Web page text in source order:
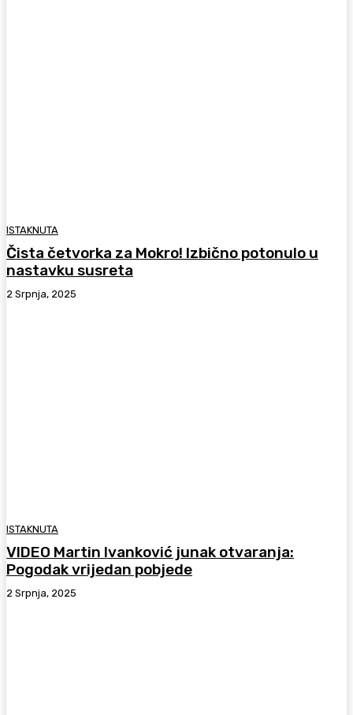
ISTAKNUTA
Čista četvorka za Mokro! Izbično potonulo u
nastavku susreta
2 Srpnja, 2025
ISTAKNUTA
VIDEO Martin Ivanković junak otvaranja:
Pogodak vrijedan pobjede
2 Srpnja, 2025